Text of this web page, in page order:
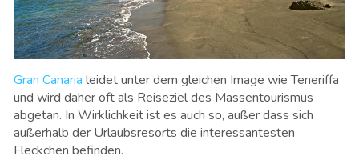
Gran Canaria leidet unter dem gleichen Image wie Teneriffa
und wird daher oft als Reiseziel des Massentourismus
abgetan. In Wirklichkeit ist es auch so, außer dass sich
außerhalb der Urlaubsresorts die interessantesten
Fleckchen befinden.